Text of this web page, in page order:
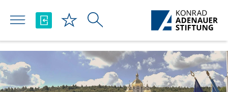
تخطي إلى المحتوى الرئيسي